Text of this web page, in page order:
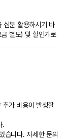
십분 활용하시기 바
별도) 및 할인가로
터, 간편 체크인,
추가 비용이 발생할
.
습니다. 자세한 문의